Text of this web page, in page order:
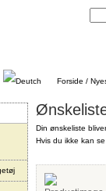
Forside /
Din ønskeliste
Hvis du ikke kan